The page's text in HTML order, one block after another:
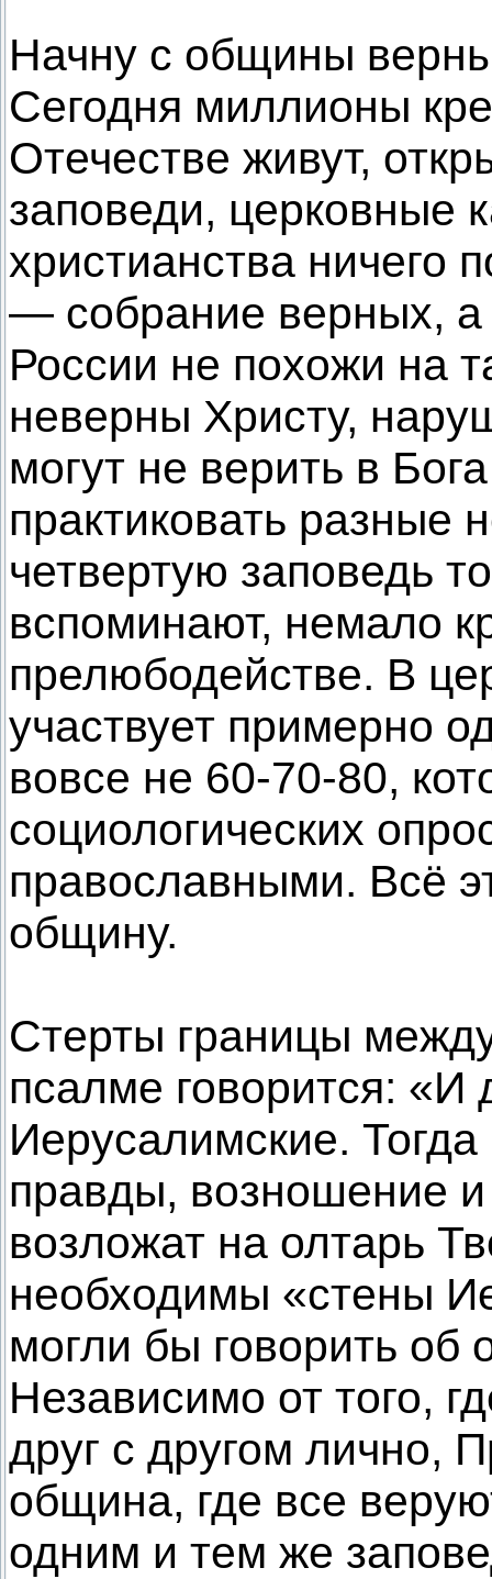
Начну с общины
Сегодня миллионы
Отечестве живут,
заповеди, церковные
христианства ничего
— собрание верных,
России не похожи на
неверны Христу,
могут не верить в
практиковать разные
четвертую заповедь
вспоминают, немало
прелюбодействе. В
участвует примерно
вовсе не 60-70-80,
социологических
православными. Всё
общину.
Стерты границы
псалме говорится: «И
Иерусалимские.
правды, возношение и
возложат на олтарь
необходимы «стены
могли бы говорить
Независимо от того,
друг с другом лично,
община, где все
одним и тем же